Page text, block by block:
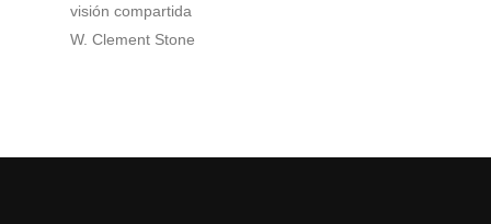
visión compartida
W. Clement Stone